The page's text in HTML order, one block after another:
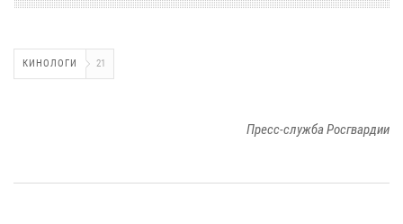
КИНОЛОГИ 21
Пресс-служба Росгвардии